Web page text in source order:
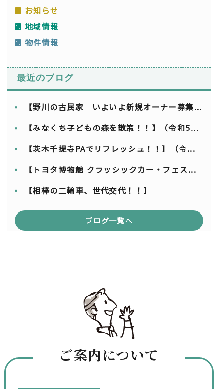
お知らせ
地域情報
物件情報
最近のブログ
【野川の古民家 いよいよ新規オーナー募集...
【みなくち子どもの森を散策！！】（令和5...
【茨木千提寺PAでリフレッシュ！！】（令...
【トヨタ博物館 クラッシックカー・フェス...
【相棒の二輪車、世代交代！！】
ブログ一覧へ
ご案内について